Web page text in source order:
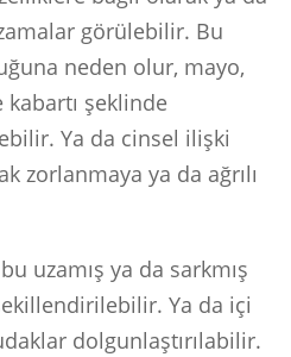
görülebilir. Bu
neden olur, mayo,
şeklinde
Ya da cinsel ilişki
zorlanmaya ya da ağrılı
uzamış ya da sarkmış
Ya da içi
dolgunlaştırılabilir.